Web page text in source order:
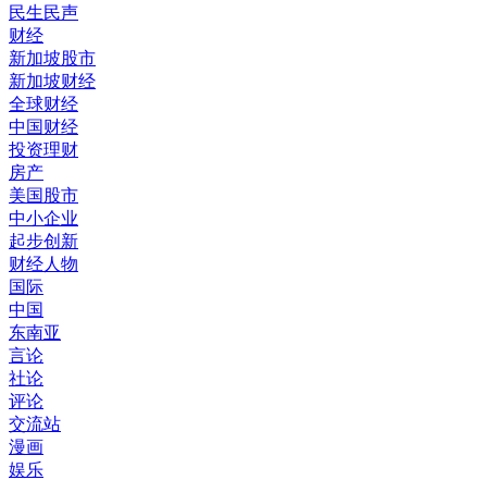
民生民声
财经
新加坡股市
新加坡财经
全球财经
中国财经
投资理财
房产
美国股市
中小企业
起步创新
财经人物
国际
中国
东南亚
言论
社论
评论
交流站
漫画
娱乐